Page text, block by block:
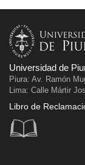
Universidad de
Piura: Av. Ramón
Lima: Calle Mártir
Libro de